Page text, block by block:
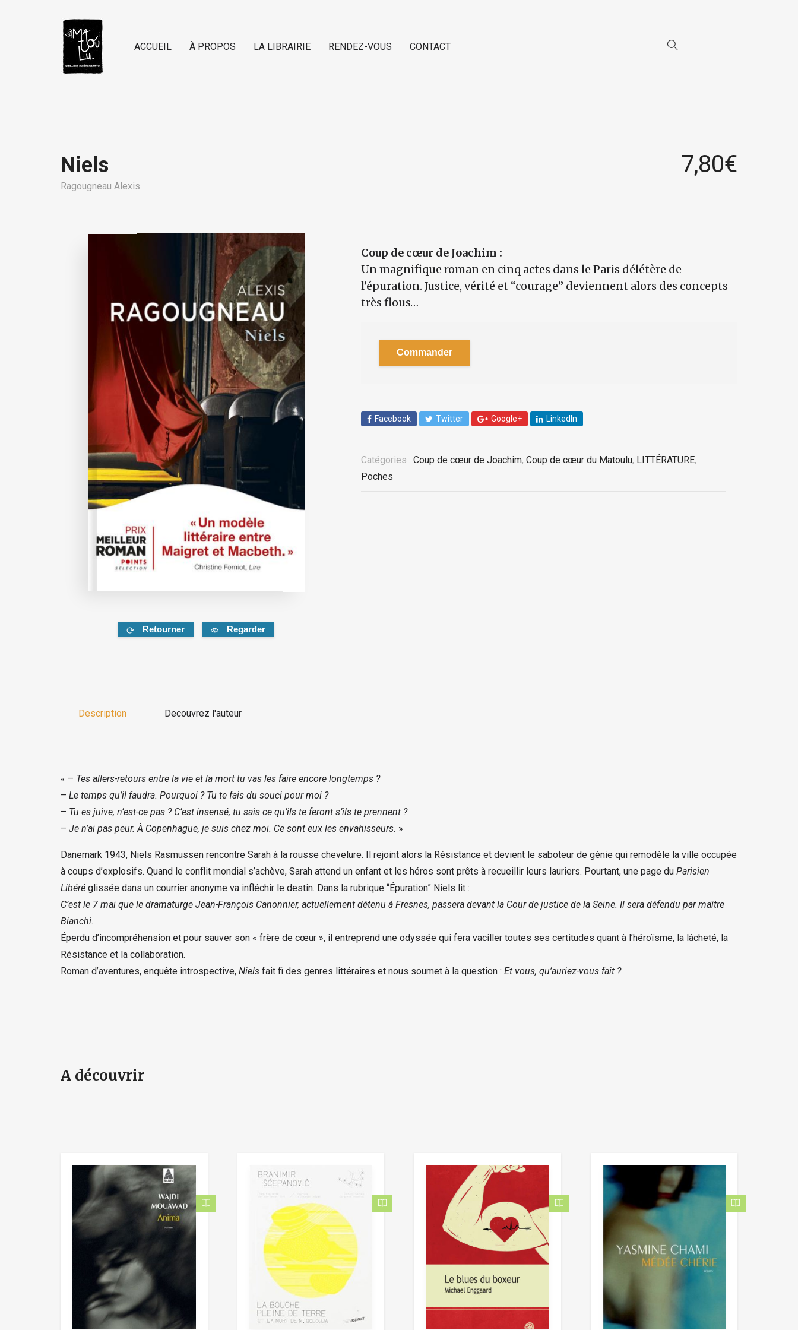
ACCUEIL À PROPOS LA LIBRAIRIE RENDEZ-VOUS CONTACT
Niels
Ragougneau Alexis
7,80€
Retourner Regarder
Coup de cœur de Joachim :
Un magnifique roman en cinq actes dans le Paris délétère de
l’épuration. Justice, vérité et “courage” deviennent alors des concepts
très flous…
Commander
Facebook Twitter Google+ LinkedIn
Catégories : Coup de cœur de Joachim, Coup de cœur du Matoulu, LITTÉRATURE,
Poches
Description Decouvrez l'auteur
« – Tes allers-retours entre la vie et la mort tu vas les faire encore longtemps ?
– Le temps qu’il faudra. Pourquoi ? Tu te fais du souci pour moi ?
– Tu es juive, n’est-ce pas ? C’est insensé, tu sais ce qu’ils te feront s’ils te prennent ?
– Je n’ai pas peur. À Copenhague, je suis chez moi. Ce sont eux les envahisseurs. »
Danemark 1943, Niels Rasmussen rencontre Sarah à la rousse chevelure. Il rejoint alors la Résistance et devient le saboteur de génie qui remodèle la ville occupée
à coups d’explosifs. Quand le conflit mondial s’achève, Sarah attend un enfant et les héros sont prêts à recueillir leurs lauriers. Pourtant, une page du Parisien
Libéré glissée dans un courrier anonyme va infléchir le destin. Dans la rubrique “Épuration” Niels lit :
C’est le 7 mai que le dramaturge Jean-François Canonnier, actuellement détenu à Fresnes, passera devant la Cour de justice de la Seine. Il sera défendu par maître
Bianchi.
Éperdu d’incompréhension et pour sauver son « frère de cœur », il entreprend une odyssée qui fera vaciller toutes ses certitudes quant à l’héroïsme, la lâcheté, la
Résistance et la collaboration.
Roman d’aventures, enquête introspective, Niels fait fi des genres littéraires et nous soumet à la question : Et vous, qu’auriez-vous fait ?
A découvrir